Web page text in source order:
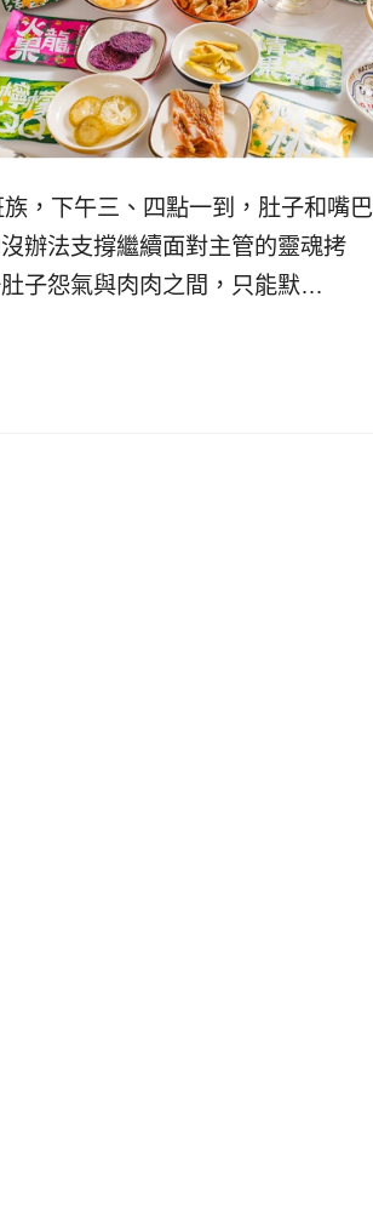
，下午三、四點一到，肚子和嘴巴
辦法支撐繼續面對主管的靈魂拷
子怨氣與肉肉之間，只能默…